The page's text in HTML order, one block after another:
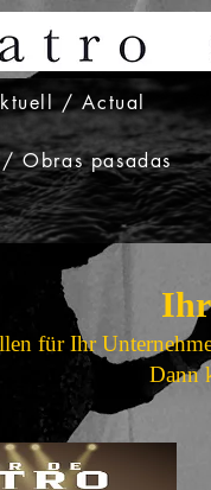
/ Actual
Obras pasadas
für Ihr
Dann